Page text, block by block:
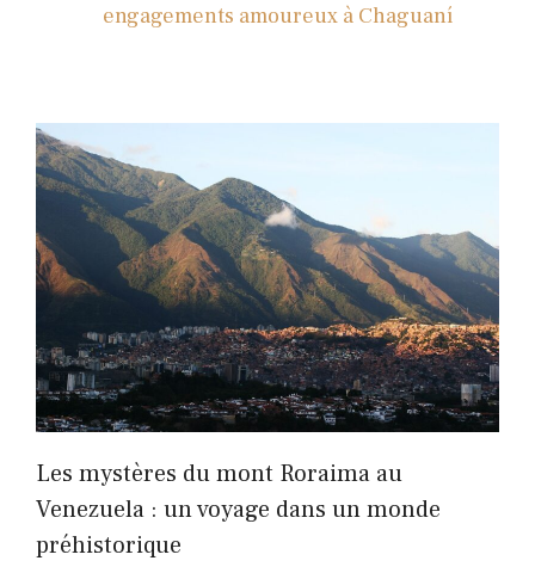
engagements amoureux à Chaguaní
Les mystères du mont Roraima au
Venezuela : un voyage dans un monde
préhistorique